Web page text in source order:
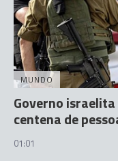
MUNDO
Governo
centena de
01:01